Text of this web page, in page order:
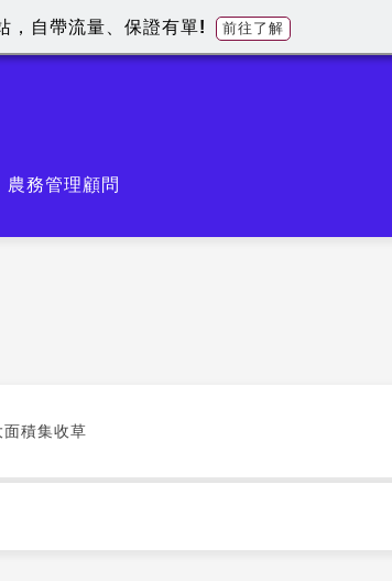
務管理顧問
積集收草
，自帶流量、保證有單! 前往了解